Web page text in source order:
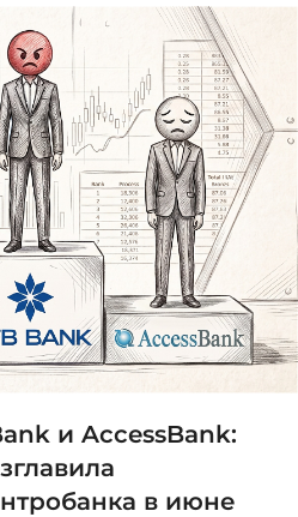
и AccessBank:
в июне